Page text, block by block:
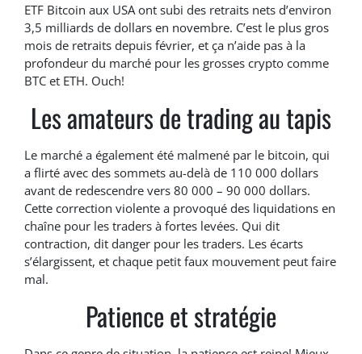
ETF Bitcoin aux USA ont subi des retraits nets d’environ
3,5 milliards de dollars en novembre. C’est le plus gros
mois de retraits depuis février, et ça n’aide pas à la
profondeur du marché pour les grosses crypto comme
BTC et ETH. Ouch!
Les amateurs de trading au tapis
Le marché a également été malmené par le bitcoin, qui
a flirté avec des sommets au-delà de 110 000 dollars
avant de redescendre vers 80 000 – 90 000 dollars.
Cette correction violente a provoqué des liquidations en
chaîne pour les traders à fortes levées. Qui dit
contraction, dit danger pour les traders. Les écarts
s’élargissent, et chaque petit faux mouvement peut faire
mal.
Patience et stratégie